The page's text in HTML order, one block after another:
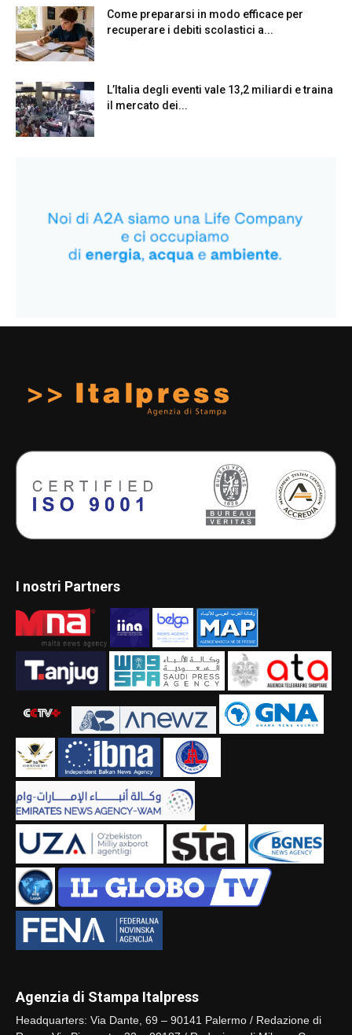
Come prepararsi in modo efficace per
recuperare i debiti scolastici a...
L’Italia degli eventi vale 13,2 miliardi e traina
il mercato dei...
I nostri Partners
Agenzia di Stampa Italpress
Headquarters: Via Dante, 69 – 90141 Palermo / Redazione di